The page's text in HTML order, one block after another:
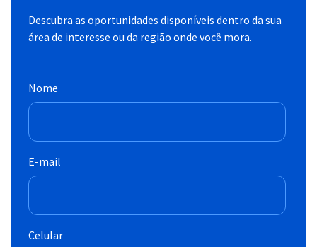
Descubra as oportunidades disponíveis dentro da sua
área de interesse ou da região onde você mora.
Nome
E-mail
Celular